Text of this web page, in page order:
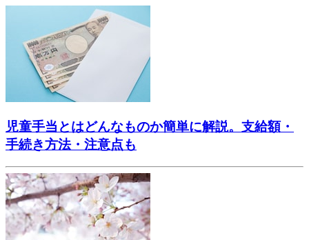
児童手当とはどんなものか簡単に解説。支給額・
手続き方法・注意点も